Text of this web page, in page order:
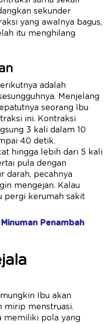
sekunder
yang awalnya bagus,
itu menghilang
adalah
Menjelang
seorang Ibu
ini. Kontraksi
3 kali dalam 10
40 detik.
hingga lebih dari 5 kali
pula dengan
darah, pecahnya
mengejan. Kalau
pergi kerumah sakit
Penambah
Ibu akan
mirip menstruasi.
memiliki pola yang